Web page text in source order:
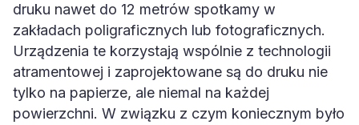
druku nawet do 12 metrów spotkamy w
zakładach poligraficznych lub fotograficznych.
Urządzenia te korzystają wspólnie z technologii
atramentowej i zaprojektowane są do druku nie
tylko na papierze, ale niemal na każdej
powierzchni. W związku z czym koniecznym było